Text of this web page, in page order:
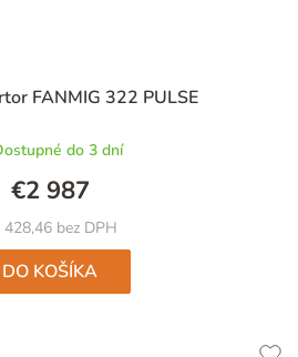
FANMIG 322 PULSE
do 3 dní
bez DPH
€2 987
DO KOŠÍKA